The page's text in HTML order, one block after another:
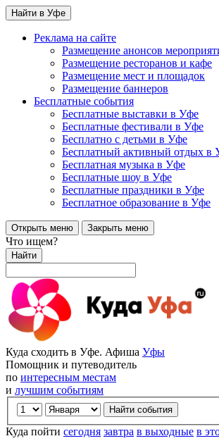
Найти в Уфе
Реклама на сайте
Размещение анонсов
Размещение ресторанов и кафе
Размещение мест и площадок
Размещение баннеров
Бесплатные события
Бесплатные выставки в Уфе
Бесплатные фестивали в Уфе
Бесплатно с детьми в Уфе
Бесплатный активный отдых в
Бесплатная музыка в Уфе
Бесплатные шоу в Уфе
Бесплатные праздники в Уфе
Бесплатное образование в Уфе
Открыть меню Закрыть меню
Что ищем?
Найти
Куда сходить в Уфе. Афиша Уфы
Помощник и путеводитель
по интересным местам
и лучшим событиям
Куда пойти сегодня завтра в выходные в